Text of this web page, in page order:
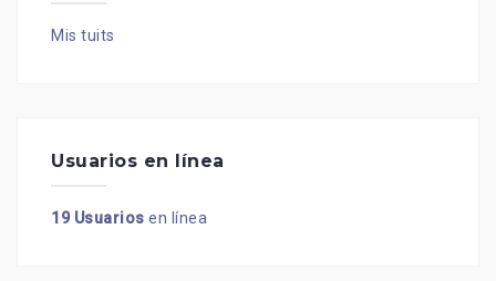
Mis tuits
Usuarios en línea
19 Usuarios en línea